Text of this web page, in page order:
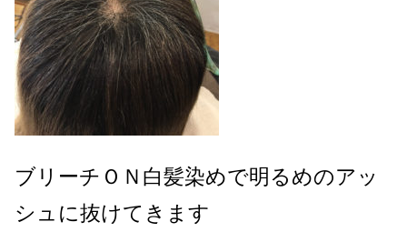
ブリーチＯＮ白髪染めで明るめのアッ
シュに抜けてきます